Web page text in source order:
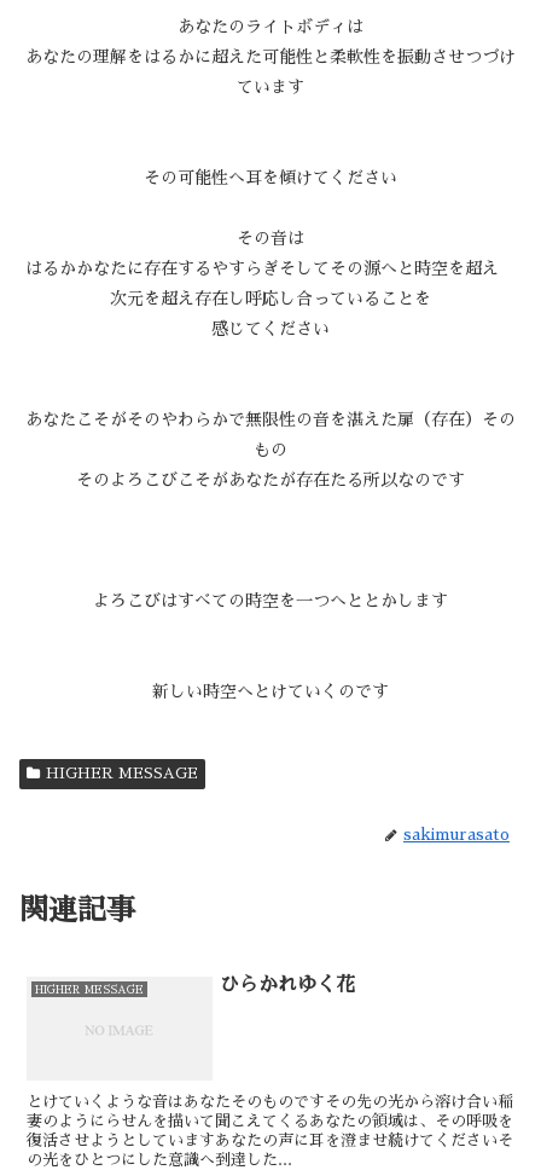
あなたのライトボディは
あなたの理解をはるかに超えた可能性と柔軟性を振動させつづけ
ています
その可能性へ耳を傾けてください
その音は
はるかかなたに存在するやすらぎそしてその源へと時空を超え
次元を超え存在し呼応し合っていることを
感じてください
あなたこそがそのやわらかで無限性の音を湛えた扉（存在）その
もの
そのよろこびこそがあなたが存在たる所以なのです
よろこびはすべての時空を一つへととかします
新しい時空へとけていくのです
HIGHER MESSAGE
sakimurasato
関連記事
HIGHER MESSAGE ひらかれゆく花
とけていくような音はあなたそのものです⁡⁡その先の光から溶け合い稲
妻のようにらせんを描いて聞こえてくるあなたの領域は、その呼吸を
復活させようとしています⁡⁡あなたの声に耳を澄ませ続けてください⁡⁡そ
の光をひとつにした意識へ到達した...